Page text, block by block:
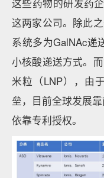
这些药物的研发药
这两家公司。除此
系统多为GalNAc递
小核酸递送方式。
米粒（LNP），由
垒，目前全球发展
依靠专利授权。